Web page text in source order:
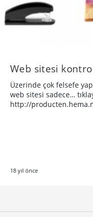
Web sitesi
Üzerinde çok felsefe
web sitesi sadece…
http://
18 yıl önce